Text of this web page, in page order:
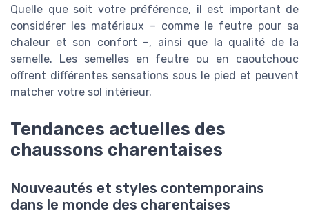
Quelle que soit votre préférence, il est important de
considérer les matériaux – comme le feutre pour sa
chaleur et son confort –, ainsi que la qualité de la
semelle. Les semelles en feutre ou en caoutchouc
offrent différentes sensations sous le pied et peuvent
matcher votre sol intérieur.
Tendances actuelles des
chaussons charentaises
Nouveautés et styles contemporains
dans le monde des charentaises